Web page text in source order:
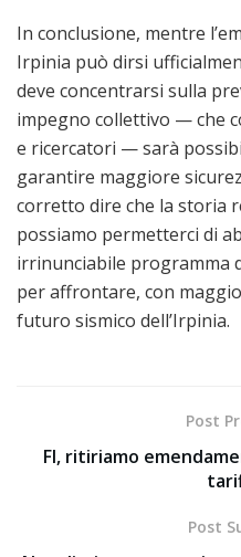
In conclusione, mentre
Irpinia può dirsi
deve concentrarsi sulla
impegno collettivo — che
e ricercatori — sarà
garantire maggiore
corretto dire che la storia
possiamo permetterci di
irrinunciabile programma
per affrontare, con
futuro sismico dell’Irpinia.
Post
FI, ritiriamo
Post